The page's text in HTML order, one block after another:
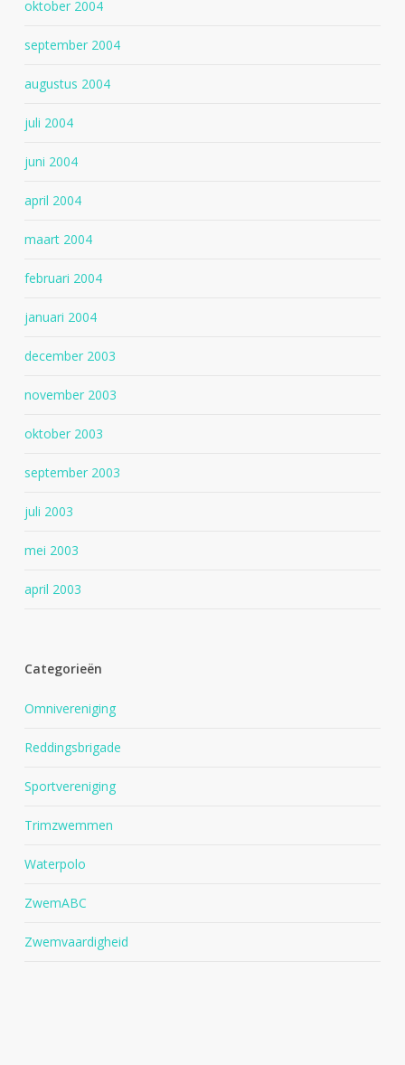
oktober 2004
september 2004
augustus 2004
juli 2004
juni 2004
april 2004
maart 2004
februari 2004
januari 2004
december 2003
november 2003
oktober 2003
september 2003
juli 2003
mei 2003
april 2003
Categorieën
Omnivereniging
Reddingsbrigade
Sportvereniging
Trimzwemmen
Waterpolo
ZwemABC
Zwemvaardigheid